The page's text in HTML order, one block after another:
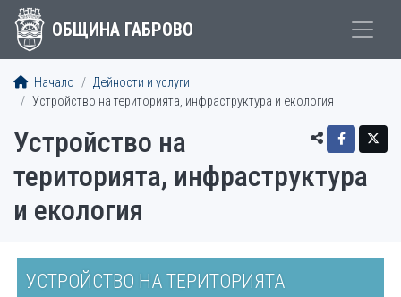
ОБЩИНА ГАБРОВО
Начало
Дейности и услуги
Устройство на територията, инфраструктура и екология
Устройство на
територията, инфраструктура
и екология
УСТРОЙСТВО НА ТЕРИТОРИЯТА